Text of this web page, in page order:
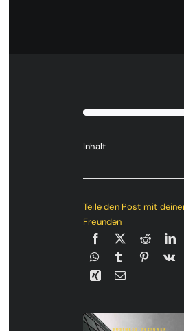
Inhalt
Teile den Post mit
Freunden